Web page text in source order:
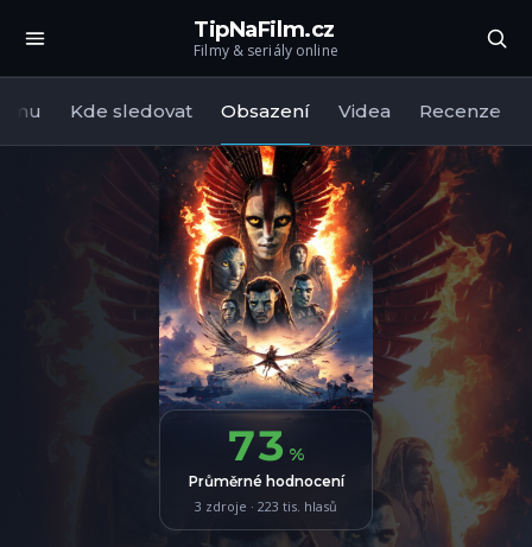
TipNaFilm.cz
Filmy & seriály online
Kde sledovat Obsazení Videa Recenze
73 %
Průměrné hodnocení
3 zdroje · 223 tis. hlasů